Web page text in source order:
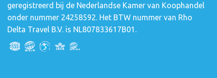
geregistreerd bij de Nederlandse Kamer van Koophandel
onder nummer 24258592. Het BTW nummer van Rho
Delta Travel B.V. is NL807833617B01.